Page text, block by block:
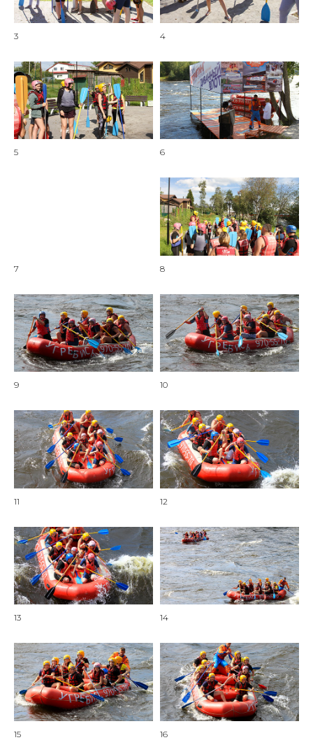
3 4
5 6
7 8
9 10
11 12
13 14
15 16